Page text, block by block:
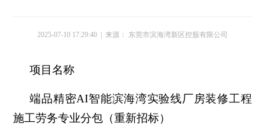
2025-07-10 17:29:40 | 来源： 东莞市滨海湾新区控股有限公司
项目名称
端品精密AI智能滨海湾实验线厂房装修工程
施工劳务专业分包（重新招标）